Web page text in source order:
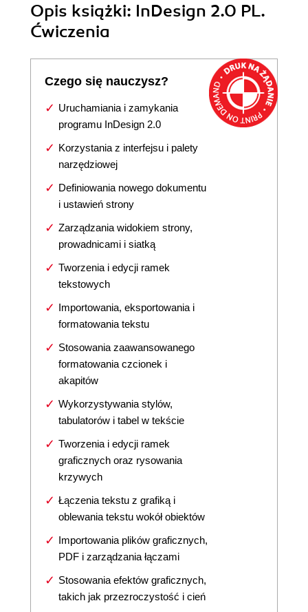
Opis książki: InDesign 2.0 PL.
Ćwiczenia
Czego się nauczysz?
Uruchamiania i zamykania
programu InDesign 2.0
Korzystania z interfejsu i palety
narzędziowej
Definiowania nowego dokumentu
i ustawień strony
Zarządzania widokiem strony,
prowadnicami i siatką
Tworzenia i edycji ramek
tekstowych
Importowania, eksportowania i
formatowania tekstu
Stosowania zaawansowanego
formatowania czcionek i
akapitów
Wykorzystywania stylów,
tabulatorów i tabel w tekście
Tworzenia i edycji ramek
graficznych oraz rysowania
krzywych
Łączenia tekstu z grafiką i
oblewania tekstu wokół obiektów
Importowania plików graficznych,
PDF i zarządzania łączami
Stosowania efektów graficznych,
takich jak przezroczystość i cień